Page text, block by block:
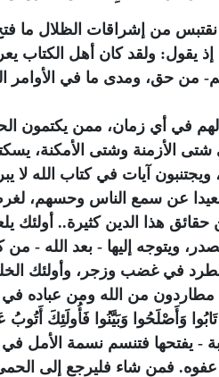
من إشراقات الظلال ما
إذ يقول: ولقد كان أهل
من حق، ومدى ما في الأوامر
في أي زمان، ممن يكتمون
شتى الأزمنة وشتى الأمكنة،
ويجتنبون آيات في كتاب الله لا
عن سمع الناس وحسهم،
هذا الدين كثيرة.. أولئك
ويتوجه إليها - بعد الله - من
في غضب وزجر، وأولئك
مطاردون من الله ومن عباده
تَابُوا وَأَصْلَحُوا وَبَيَّنُوا فَأُولَئِكَ
- يفتحها فتنسم نسمة الأمل
فمن شاء فليرجع إلى الحمى